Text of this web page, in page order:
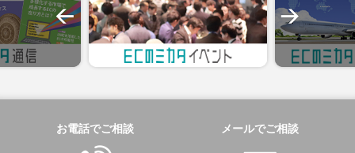
お電話でご相談 メールでご相談